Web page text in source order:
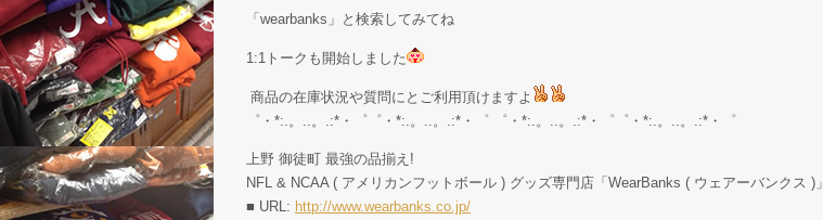
「wearbanks」と検索してみてね
1:1トークも開始しました
商品の在庫状況や質問にとご利用頂けますよ
゜・*:.。..。.:*・゜゜・*:.。..。.:*・゜ ゜・*:.。..。.:*・゜゜・*:.。..。.:*・゜
上野 御徒町 最強の品揃え!
NFL & NCAA ( アメリカンフットボール ) グッズ専門店「WearBanks ( ウェアーバンクス )」
■ URL: http://www.wearbanks.co.jp/